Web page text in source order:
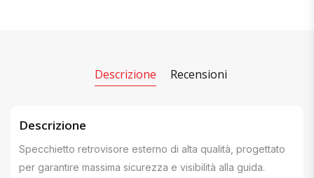
Descrizione Recensioni
Descrizione
Specchietto retrovisore esterno di alta qualità, progettato
per garantire massima sicurezza e visibilità alla guida.